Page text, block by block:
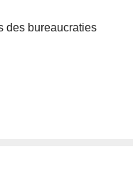
des bureaucraties